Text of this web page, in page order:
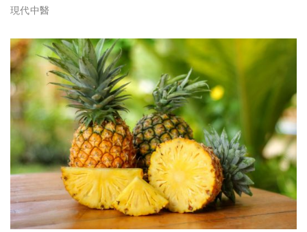
現代中醫